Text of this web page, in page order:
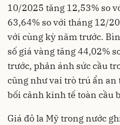
10/2025 tăng 12,53% so
63,64% so với tháng 12/
với cùng kỳ năm trước.
số giá vàng tăng 44,02%
trước, phản ánh sức cầu
cũng như vai trò trú ẩn an
bối cảnh kinh tế toàn cầu
Giá đô la Mỹ trong nước